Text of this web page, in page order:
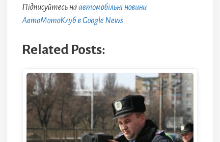
Підписуйтесь на автомобільні новини
АвтоМотоКлуб в Google News
Related Posts: